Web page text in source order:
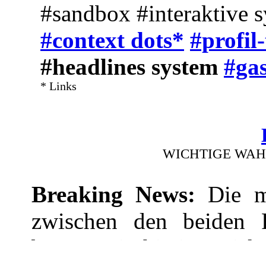
#sandbox #interaktive
#context dots*
#headlines system
* Links
WICHTIGE
Breaking News: Die
zwischen den beiden
bevor! Die hitzige